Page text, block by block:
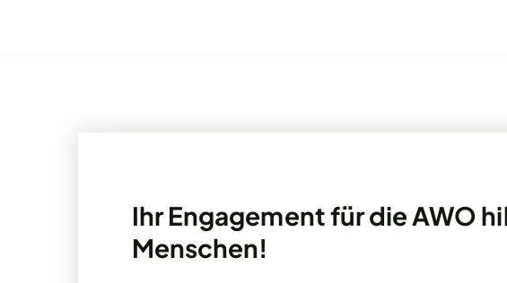
Ihr Engagement für die AWO
Menschen!